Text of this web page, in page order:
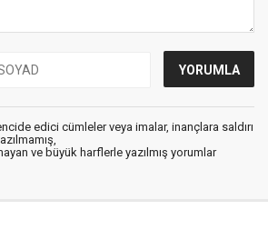
edici cümleler veya imalar, inançlara saldırı
ve büyük harflerle yazılmış yorumlar